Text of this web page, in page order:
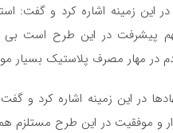
این زمینه اشاره کرد و گفت:
پیشرفت در این طرح است بی
در مهار مصرف پلاستیک بسیار
در این زمینه اشاره کرد
و موفقیت در این طرح